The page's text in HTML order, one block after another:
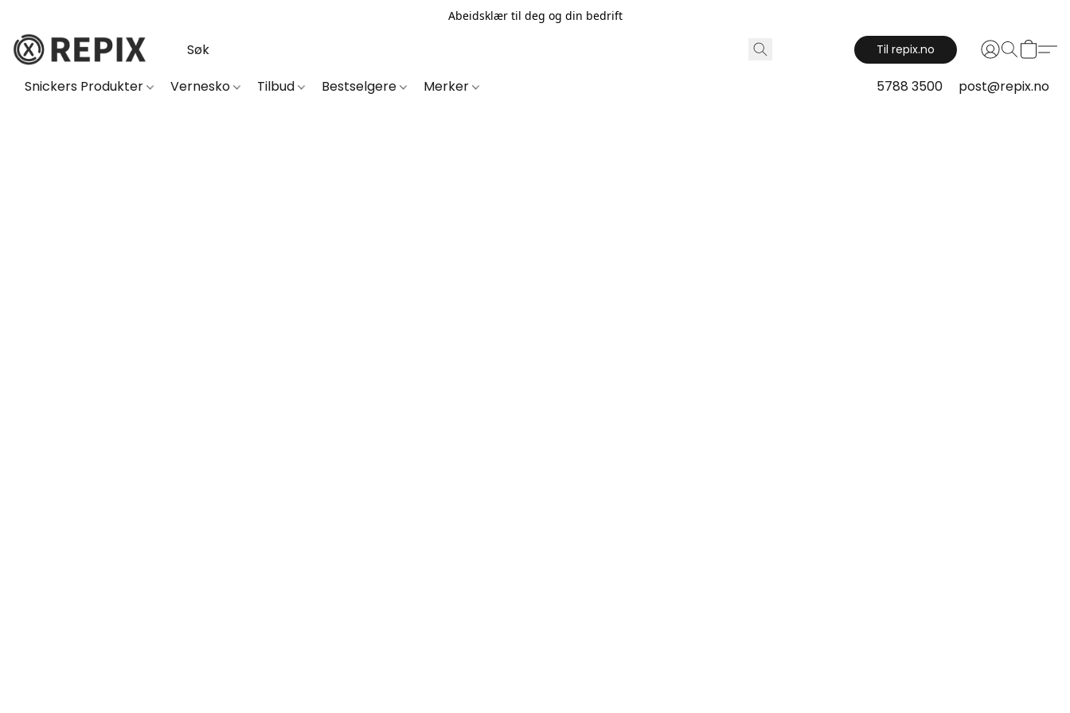
Abeidsklær til deg og din bedrift
Til repix.no
Snickers Produkter Vernesko Tilbud Bestselgere Merker 5788 3500 post@repix.no